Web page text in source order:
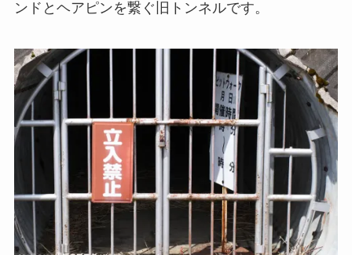
ンドとヘアピンを繋ぐ旧トンネルです。